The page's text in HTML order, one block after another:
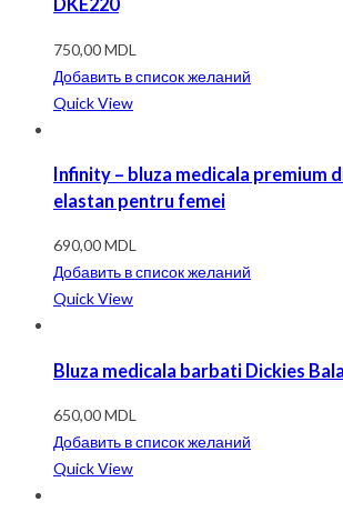
DKE220
750,00MDL
Добавить в список желаний
Quick View
Infinity – bluza medicala premium
elastan pentru femei
690,00MDL
Добавить в список желаний
Quick View
Bluza medicala barbati Dickies
650,00MDL
Добавить в список желаний
Quick View